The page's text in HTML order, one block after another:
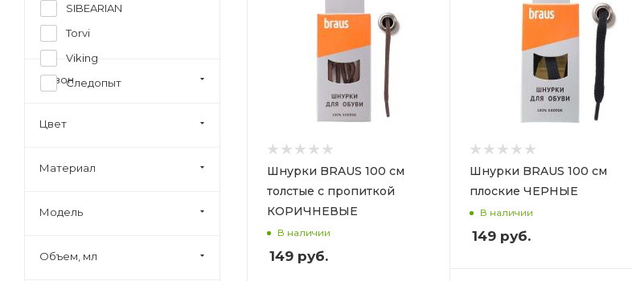
Шнурки BRAUS 100 см
толстые с пропиткой
КОРИЧНЕВЫЕ
В наличии
149 руб.
Шнурки BRAUS 100 см
плоские ЧЕРНЫЕ
В наличии
149руб.
SIBEARIAN
Torvi
Viking
Следопыт
Сезон
Цвет
Материал
Модель
Объем, мл